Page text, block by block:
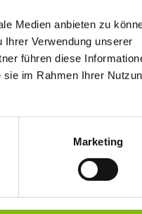
Medien anbieten zu
Verwendung unserer
führen diese
im Rahmen Ihrer
Marketing